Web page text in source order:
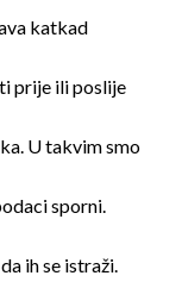
katkad
prije ili poslije
U takvim smo
sporni.
ih se istraži.